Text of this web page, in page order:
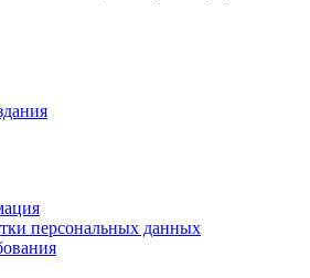
персональных данных